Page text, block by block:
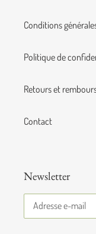
Conditions
Politique de
Retours et
Contact
Newsletter